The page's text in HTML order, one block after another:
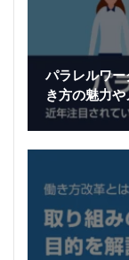
パラレルワ
き方の魅力